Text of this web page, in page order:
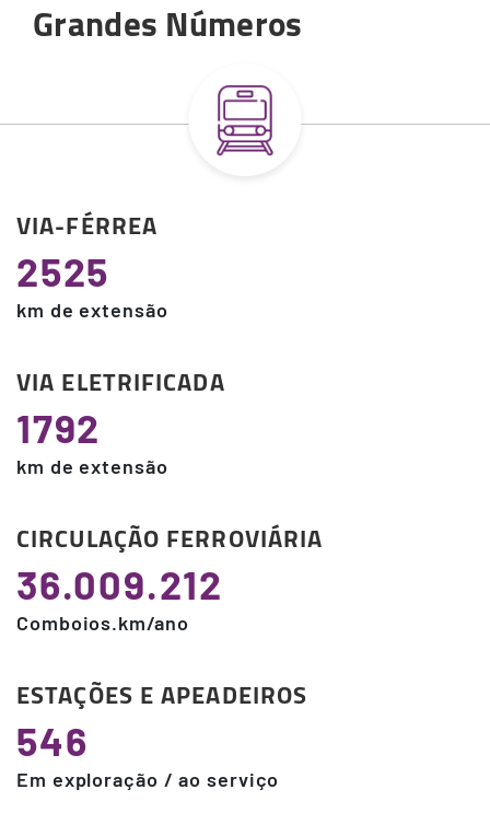
Grandes Números
VIA-FÉRREA
2525
km de extensão
VIA ELETRIFICADA
1792
km de extensão
CIRCULAÇÃO FERROVIÁRIA
36.009.212
Comboios.km/ano
ESTAÇÕES E APEADEIROS
546
Em exploração / ao serviço